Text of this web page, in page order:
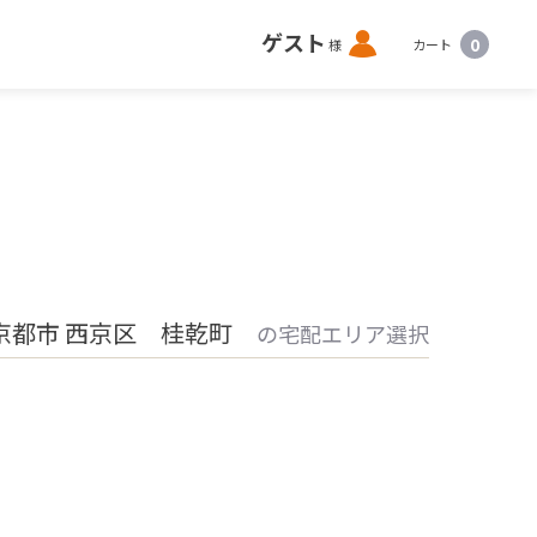
ゲスト 様 ロ
グ
カート 0
市 西京区 桂乾町 の宅配エリア選択